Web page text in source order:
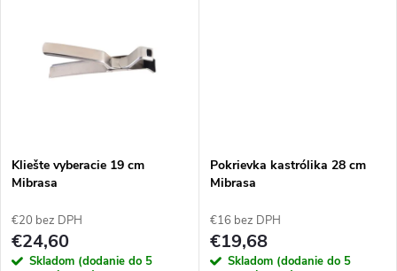
Kliešte vyberacie 19 cm
Mibrasa
€20 bez DPH
€24,60
Skladom (dodanie do 5
Pokrievka kastrólika 28 cm
Mibrasa
€16 bez DPH
€19,68
Skladom (dodanie do 5